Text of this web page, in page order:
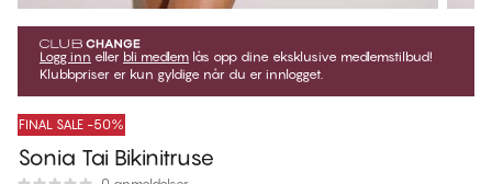
Logg inn eller bli medlem lås opp dine eksklusive medlemstilbud!
Klubbpriser er kun gyldige når du er innlogget.
FINAL SALE -50%
Sonia Tai Bikinitruse